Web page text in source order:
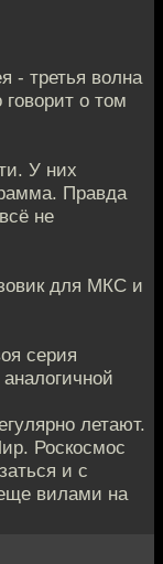
- третья волна
о том
У них
Правда
не
для МКС и
серия
летают.
Роскосмос
и с
вилами на